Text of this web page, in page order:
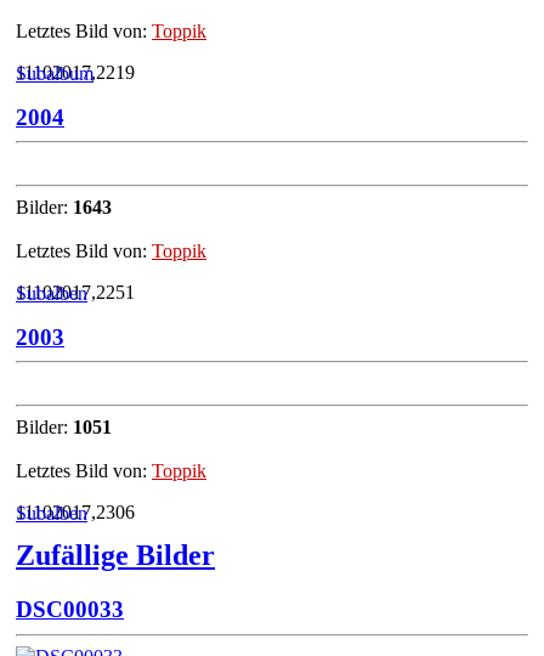
Letztes Bild von: Toppik
11102017,2219
Subalbum
2004
Bilder: 1643
Letztes Bild von: Toppik
11102017,2251
Subalben
2003
Bilder: 1051
Letztes Bild von: Toppik
11102017,2306
Subalben
Zufällige Bilder
DSC00033